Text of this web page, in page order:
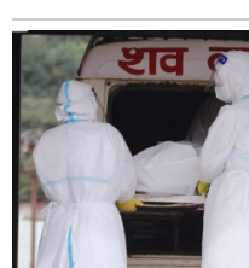
यौन/
स्वास्थ्य
भिडियो
बिशेष
भिडियो
पत्रपत्रिका